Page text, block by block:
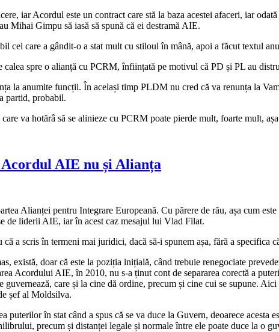
iar Acordul este un contract care stă la baza acestei afaceri, iar
Mihai Gimpu să iasă să spună că ei destramă AIE.
cel care a gândit-o a stat mult cu stiloul în mână, apoi a făcut textul
calea spre o alianță cu PCRM, înființată pe motivul că PD și PL au
la anumite funcții. În același timp PLDM nu cred că va renunța la
partid, probabil.
va hotărâ să se alinieze cu PCRM poate pierde mult, foarte mult,
AIE nu și Alianța
Alianței pentru Integrare Europeană. Cu părere de rău, așa cum
de liderii AIE, iar în acest caz mesajul lui Vlad Filat.
a scris în termeni mai juridici, dacă să-i spunem așa, fără a
există, doar că este la poziția inițială, când trebuie renegociate
Acordului AIE, în 2010, nu s-a ținut cont de separarea corectă a
guvernează, care și la cine dă ordine, precum și cine cui se supune.
șef al Moldsilva.
puterilor în stat când a spus că se va duce la Guvern, deoarece
precum și distanței legale și normale între ele poate duce la o